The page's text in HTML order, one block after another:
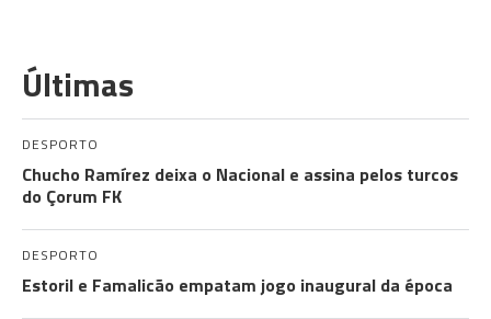
Últimas
DESPORTO
Chucho Ramírez deixa o Nacional e assina pelos turcos
do Çorum FK
DESPORTO
Estoril e Famalicão empatam jogo inaugural da época